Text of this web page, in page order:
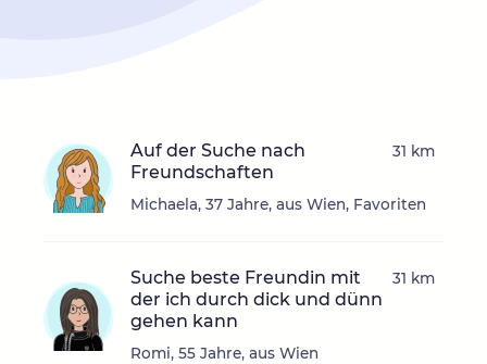
Auf der Suche nach
Freundschaften
Michaela, 37 Jahre, aus Wien, Favoriten
31 km
Suche beste Freundin mit
der ich durch dick und dünn
gehen kann
Romi, 55 Jahre, aus Wien
31 km